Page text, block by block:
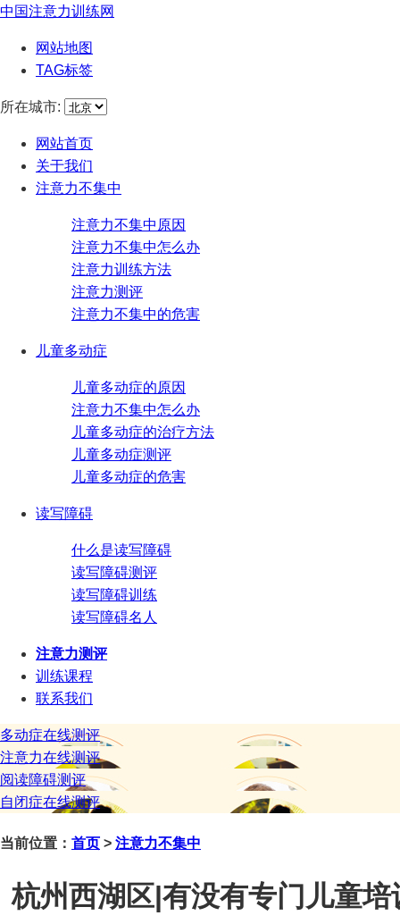
中国注意力训练网
网站地图
TAG标签
所在城市:
网站首页
关于我们
注意力不集中
注意力不集中原因
注意力不集中怎么办
注意力训练方法
注意力测评
注意力不集中的危害
儿童多动症
儿童多动症的原因
注意力不集中怎么办
儿童多动症的治疗方法
儿童多动症测评
儿童多动症的危害
读写障碍
什么是读写障碍
读写障碍测评
读写障碍训练
读写障碍名人
注意力测评
训练课程
联系我们
多动症在线测评
注意力在线测评
阅读障碍测评
自闭症在线测评
当前位置： 首页 > 注意力不集中
杭州西湖区|有没有专门儿童